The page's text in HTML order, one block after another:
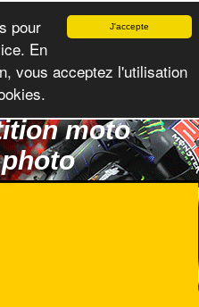
moto
J'accepte
pour
En
vous acceptez l'utilisation